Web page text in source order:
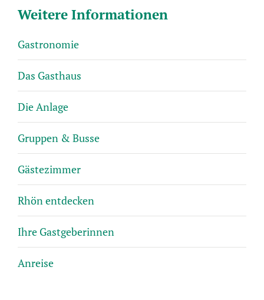
Weitere Informationen
Gastronomie
Das Gasthaus
Die Anlage
Gruppen & Busse
Gästezimmer
Rhön entdecken
Ihre Gastgeberinnen
Anreise